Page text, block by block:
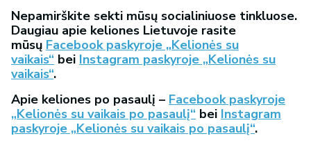
Nepamirškite sekti mūsų socialiniuose tinkluose.
Daugiau apie keliones Lietuvoje rasite
mūsų Facebook paskyroje „Kelionės su
vaikais“ bei Instagram paskyroje „Kelionės su
vaikais“.
Apie keliones po pasaulį – Facebook paskyroje
„Kelionės su vaikais po pasaulį“ bei Instagram
paskyroje „Kelionės su vaikais po pasaulį“.